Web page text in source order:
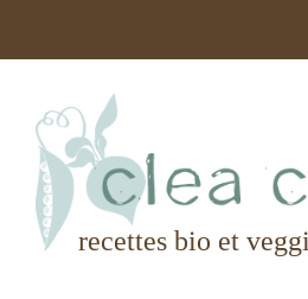
recettes bio et